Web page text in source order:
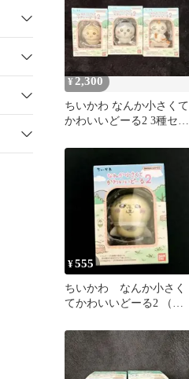
¥ 2,300
ちいかわ なんか小さくて
かわいいどーる2 3種セッ
¥555
ちいかわ なんか小さく
てかわいいどーる2 （ラ